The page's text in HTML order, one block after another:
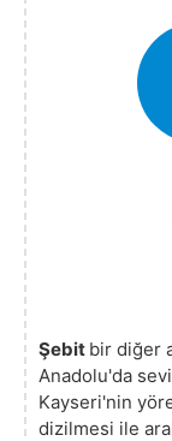
Şebit bir diğer
Anadolu'da
Kayseri'nin
dizilmesi ile